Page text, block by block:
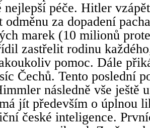
nejlepší péče. Hitler
za dopadení
marek (10 milionů
zastřelit rodinu
pomoc. Dále
Čechů. Tento poslední
následně vše ještě
jít především o úplnou
české inteligence.